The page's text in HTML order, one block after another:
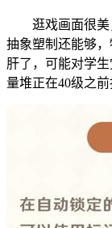
逛戏画面很美
抽象塑制还能够
肝了，可能对学
量堆正在40级之